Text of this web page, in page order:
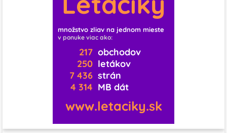
0 0
0
1
0 0 0
množstvo zliav na jednom mieste
v ponuke viac ako:
217 obchodov
250 letákov
7 436 strán
4 314 MB dát
www.letaciky.sk